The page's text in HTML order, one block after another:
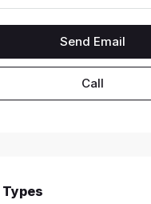
Send Email
Call
Types